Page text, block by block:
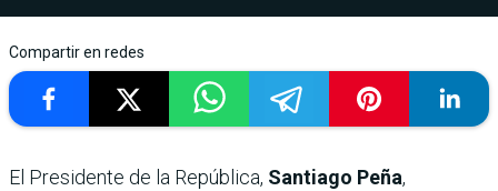
Compartir en redes
El Presidente de la República, Santiago Peña,